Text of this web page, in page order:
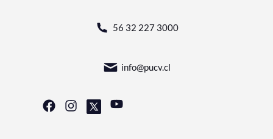
56 32 227 3000
info@pucv.cl